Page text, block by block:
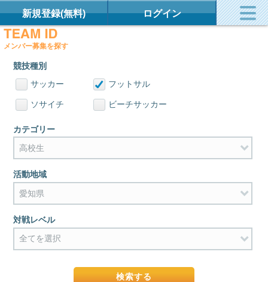
新規登録(無料) ログイン
メンバー募集を探す
競技種別
サッカー
フットサル
ソサイチ ビーチサッカー
カテゴリー
活動地域
対戦レベル